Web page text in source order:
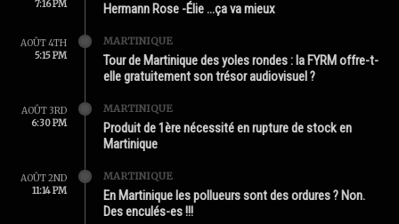
7:16 PM
Hermann Rose -Élie …ça va mieux
AOÛT 4TH
5:15 PM
MARTINIQUE
Tour de Martinique des yoles rondes : la FYRM offre-t-
elle gratuitement son trésor audiovisuel ?
AOÛT 3RD
6:30 PM
MARTINIQUE
Produit de 1ère nécessité en rupture de stock en
Martinique
AOÛT 2ND
11:14 PM
MARTINIQUE
En Martinique les pollueurs sont des ordures ? Non.
Des enculés-es !!!